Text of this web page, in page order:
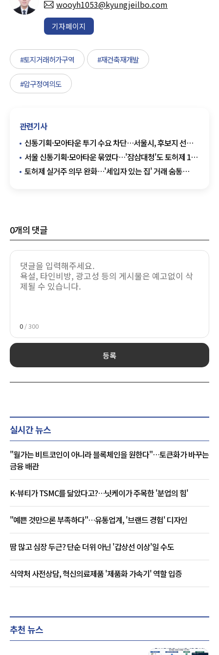
wooyh1053@kyungjeilbo.com
기자페이지
#토지거래허가구역 #재건축재개발
#압구정여의도
관련기사
신통기획·모아타운 투기 수요 차단…서울시, 후보지 선정
즉시 토허제 지정
서울 신통기획·모아타운 묶였다…'잠삼대청'도 토허제 1년
연장
토허제 실거주 의무 완화…'세입자 있는 집' 거래 숨통
0개의 댓글
0 / 300
등록
실시간 뉴스
"월가는 비트코인이 아니라 블록체인을 원한다"…토큰화가 바꾸는
금융 배관
K-뷰티가 TSMC를 닮았다고?…닛케이가 주목한 '분업의 힘'
"예쁜 것만으론 부족하다"…유통업계, '브랜드 경험' 디자인
땀 많고 심장 두근? 단순 더위 아닌 '갑상선 이상'일 수도
식약처 사전상담, 혁신의료제품 '제품화 가속기' 역할 입증
추천 뉴스